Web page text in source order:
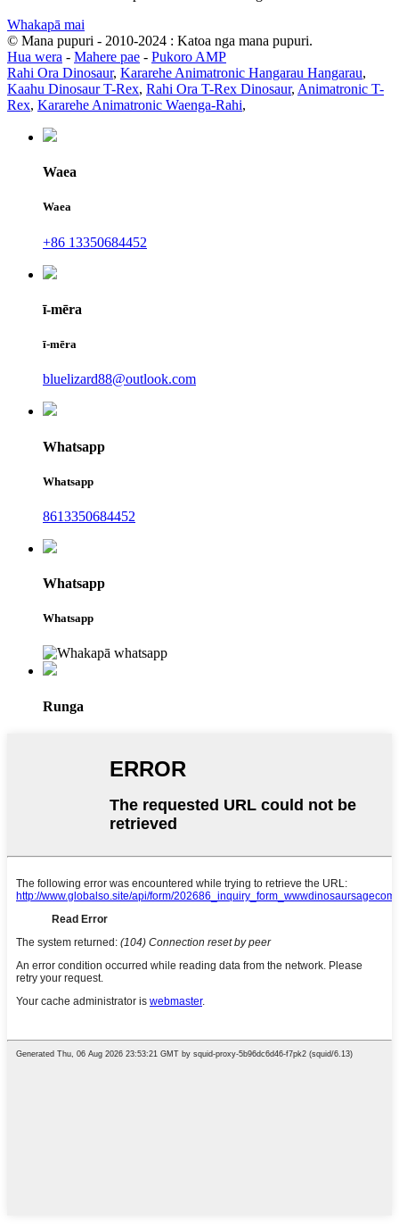
Whakapā mai
© Mana pupuri - 2010-2024 : Katoa nga mana pupuri.
Hua wera - Mahere pae - Pukoro AMP
Rahi Ora Dinosaur, Kararehe Animatronic Hangarau Hangarau,
Kaahu Dinosaur T-Rex, Rahi Ora T-Rex Dinosaur, Animatronic T-
Rex, Kararehe Animatronic Waenga-Rahi,
Waea
Waea
+86 13350684452
ī-mēra
ī-mēra
bluelizard88@outlook.com
Whatsapp
Whatsapp
8613350684452
Whatsapp
Whatsapp
Runga